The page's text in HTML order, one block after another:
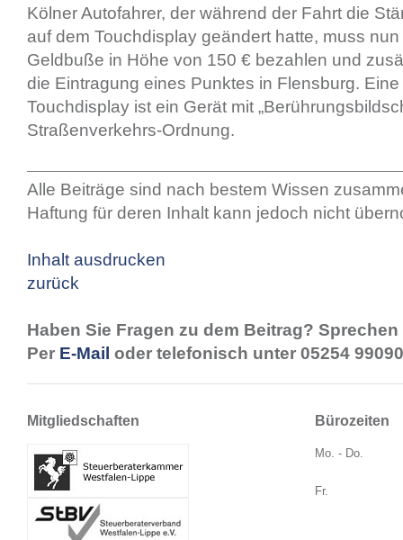
Kölner Autofahrer, der während der Fahrt die
auf dem Touchdisplay geändert hatte, muss
Geldbuße in Höhe von 150 € bezahlen und
die Eintragung eines Punktes in Flensburg.
Touchdisplay ist ein Gerät mit
Straßenverkehrs-Ordnung.
Alle Beiträge sind nach bestem Wissen
Haftung für deren Inhalt kann jedoch nicht
Inhalt ausdrucken
zurück
Haben Sie Fragen zu dem Beitrag?
Per E-Mail oder telefonisch unter 05254
Mitgliedschaften Bürozeiten
Mo. - Do.
Fr.